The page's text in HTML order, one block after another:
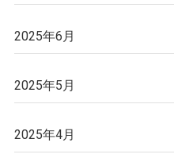
2025年6月
2025年5月
2025年4月